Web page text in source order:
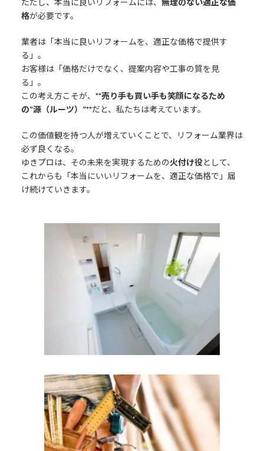
ただし、本当に良いリフォームには、 無理のない適正な価
格が必要です。
業者は「本当に良いリフォームを、適正な価格で提供す
る」。
お客様は「価格だけでなく、提案内容や工事の質を見
る」。
この考え方こそが、 **売り手も買い手も笑顔になるため
の“源（ルーツ）”**だと、私たちは考えています。
この価値観を持つ人が増えていくことで、リフォーム業界は
必ず良くなる。
ゆきプロは、その未来を実現するための火付け役として、
これからも「本当にいいリフォームを、適正な価格で」届
け続けていきます。